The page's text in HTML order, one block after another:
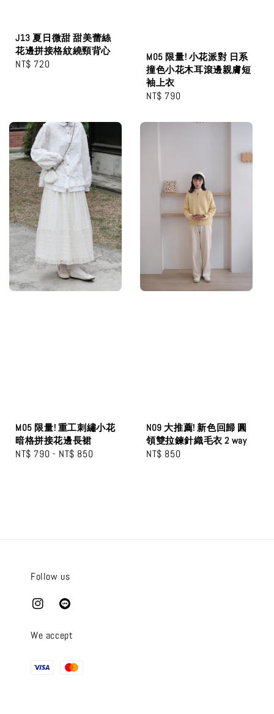
J13 夏日微甜 甜美蕾絲
花邊拼接格紋繞頸背心
Regular
NT$ 720
M05 限量! 小花派對 日系
撞色小花木耳滾邊親膚短
袖上衣
Regular
NT$ 790
M05 限量! 重工刺繡小花
暗格拼接花邊長裙
Regular
NT$ 790 - NT$ 850
N09 大推薦! 新色回歸 圓
領雙拉鍊針織毛衣 2 way
Regular
NT$ 850
Follow us
We accept